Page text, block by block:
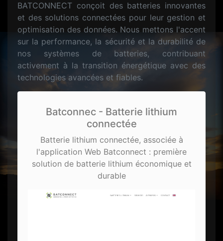
BATCONNECT conçoit des batteries innovantes
et des solutions connectées pour leur gestion et
optimisation des données. Nous mettons l'accent
sur la performance, la sécurité et la durabilité de
nos systèmes de batteries, contribuant
activement à la transition énergétique avec des
technologies avancées et fiables.
Batconnec - Batterie lithium
connectée
Batterie lithium connectée, associée à
l'application Web Batconnect : première
solution de batterie lithium économique et
durable